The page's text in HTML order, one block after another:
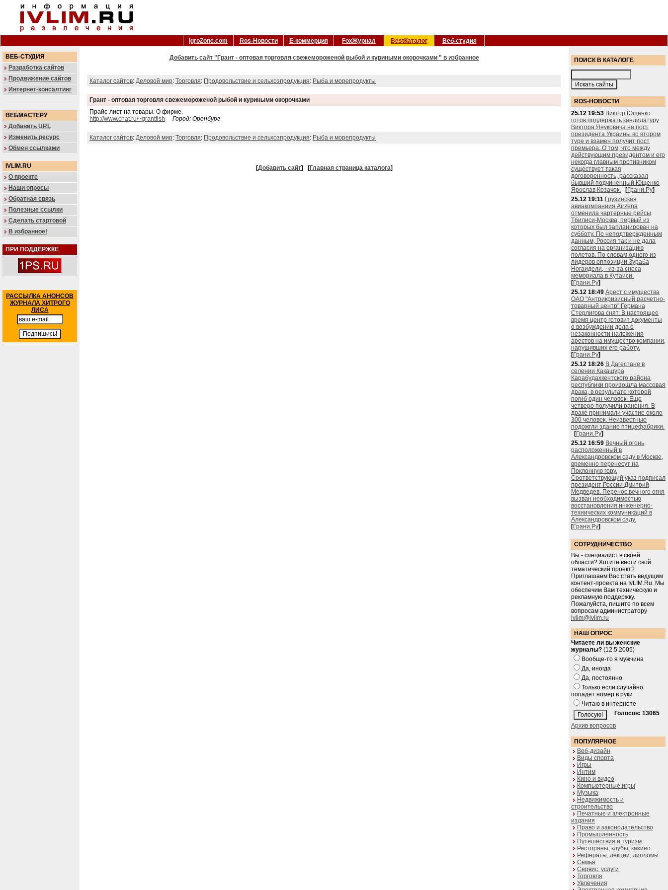
IgroZone.com Ros-Новости Е-коммерция FoxЖурнал BestКаталог Веб-студия
ВЕБ-СТУДИЯ
Разработка сайтов
Продвижение сайтов
Интернет-консалтинг
ВЕБМАСТЕРУ
Добавить URL
Изменить ресурс
Обмен ссылками
IVLIM.RU
О проекте
Наши опросы
Обратная связь
Полезные ссылки
Сделать стартовой
В избранное!
ПРИ ПОДДЕРЖКЕ
РАССЫЛКА АНОНСОВ
ЖУРНАЛА ХИТРОГО
ЛИСА
Добавить сайт "Грант - оптовая торговля свежемороженой рыбой и куриными окорочками " в избранное
Каталог сайтов: Деловой мир: Торговля: Продовольствие и сельхозпродукция: Рыба и морепродукты
Грант - оптовая торговля свежемороженой рыбой и куриными окорочками
Прайс-лист на товары. О фирме.
http://www.chat.ru/~grantfish
Город: Оренбург
Каталог сайтов: Деловой мир: Торговля: Продовольствие и сельхозпродукция: Рыба и морепродукты
[Добавить сайт] [Главная страница каталога]
ПОИСК В КАТАЛОГЕ
ROS-НОВОСТИ
25.12 19:53 Виктор Ющенко
готов поддержать кандидатуру
Виктора Януковича на пост
президента Украины во втором
туре и взамен получит пост
премьера. О том, что между
действующим президентом и его
некогда главным противником
существует такая
договоренность, рассказал
бывший подчиненный Ющенко
Ярослав Козачок.
[Грани.Ру]
25.12 19:11 Грузинская
авиакомпаниия Airzena
отменила чартерные рейсы
Тбилиси-Москва, первый из
которых был запланирован на
субботу. По неподтвержденным
данным, Россия так и не дала
согласия на организацию
полетов. По словам одного из
лидеров оппозиции Зураба
Ногаидели, - из-за сноса
мемориала в Кутаиси.
[Грани.Ру]
25.12 18:49 Арест с имущества
ОАО "Антрикризисный расчетно-
товарный центр" Германа
Стерлигова снят. В настоящее
время центр готовит документы
о возбуждении дела о
незаконности наложения
арестов на имущество компании,
нарушивших его работу.
[Грани.Ру]
25.12 18:26 В Дагестане в
селении Какашура
Карабудахкентского района
республики произошла массовая
драка, в результате которой
погиб один человек. Еще
четверо получили ранения. В
драке принимали участие около
300 человек. Неизвестные
подожгли здание птицефабрики.
[Грани.Ру]
25.12 16:59 Вечный огонь,
расположенный в
Александровском саду в Москве,
временно перенесут на
Поклонную гору.
Соответствующий указ подписал
президент России Дмитрий
Медведев. Перенос вечного огня
вызван необходимостью
восстановления инженерно-
технических коммуникаций в
Александровском саду.
[Грани.Ру]
СОТРУДНИЧЕСТВО
Вы - специалист в своей
области? Хотите вести свой
тематический проект?
Приглашаем Вас стать ведущим
контент-проекта на IvLIM.Ru. Мы
обеспечим Вам техническую и
рекламную поддержку.
Пожалуйста, пишите по всем
вопросам администратору
ivlim@ivlim.ru
НАШ ОПРОС
Читаете ли вы женские
журналы? (12.5.2005)
Вообще-то я мужчина
Да, иногда
Да, постоянно
Только если случайно
попадет номер в руки
Читаю в интернете
Голосов: 13065
Архив вопросов
ПОПУЛЯРНОЕ
Веб-дизайн
Виды спорта
Игры
Интим
Кино и видео
Компьютерные игры
Музыка
Недвижимость и
строительство
Печатные и электронные
издания
Право и законодательство
Промышленность
Путешествия и туризм
Рестораны, клубы, казино
Рефераты, лекции, дипломы
Семья
Сервис, услуги
Торговля
Увлечения